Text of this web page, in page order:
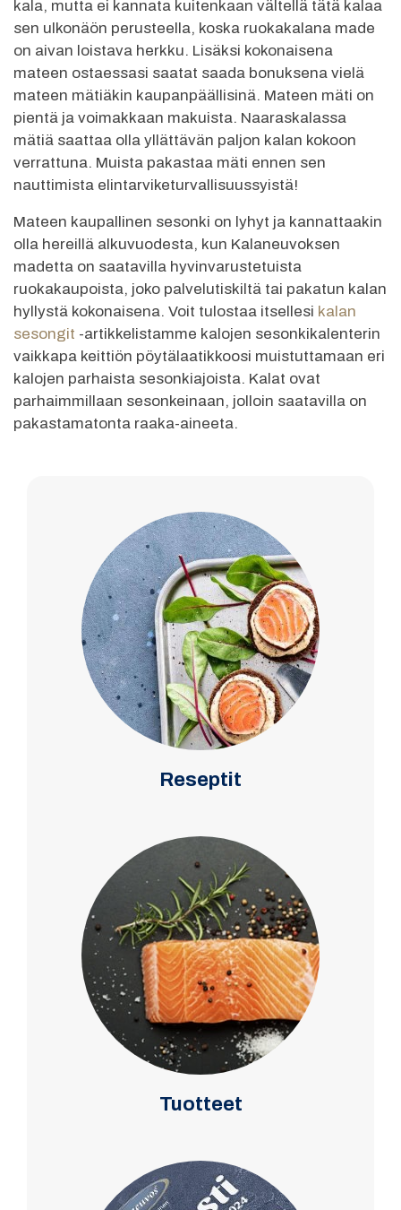
kala, mutta ei kannata kuitenkaan vältellä tätä kalaa
sen ulkonäön perusteella, koska ruokakalana made
on aivan loistava herkku. Lisäksi kokonaisena
mateen ostaessasi saatat saada bonuksena vielä
mateen mätiäkin kaupanpäällisinä. Mateen mäti on
pientä ja voimakkaan makuista. Naaraskalassa
mätiä saattaa olla yllättävän paljon kalan kokoon
verrattuna. Muista pakastaa mäti ennen sen
nauttimista elintarviketurvallisuussyistä!
Mateen kaupallinen sesonki on lyhyt ja kannattaakin
olla hereillä alkuvuodesta, kun Kalaneuvoksen
madetta on saatavilla hyvinvarustetuista
ruokakaupoista, joko palvelutiskiltä tai pakatun kalan
hyllystä kokonaisena. Voit tulostaa itsellesi kalan
sesongit -artikkelistamme kalojen sesonkikalenterin
vaikkapa keittiön pöytälaatikkoosi muistuttamaan eri
kalojen parhaista sesonkiajoista. Kalat ovat
parhaimmillaan sesonkeinaan, jolloin saatavilla on
pakastamatonta raaka-aineeta.
Reseptit
Tuotteet